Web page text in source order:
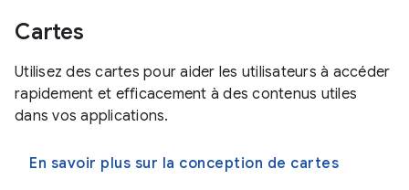
Cartes
Utilisez des cartes pour aider les utilisateurs à accéder
rapidement et efficacement à des contenus utiles
dans vos applications.
En savoir plus sur la conception de cartes